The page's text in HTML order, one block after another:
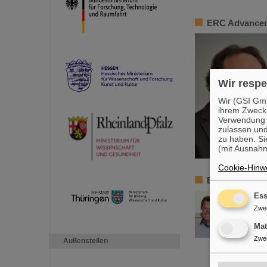
Außenstellen
ERC
ERC
Wir
Wir (GSI
ihrem
zulassen
zu haben.
(mit
Cookie-